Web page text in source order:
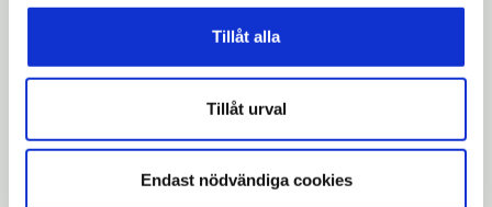
Tillåt alla
Tillåt urval
Endast nödvändiga cookies
omvårdnadsbehov som finns.
1 specialistundersköterska inom
demens, 2 arbetsterapeuter, 2
fysioterapeuter och 4 sjuksköterskor
arbetar dagtid, måndag till fredag.